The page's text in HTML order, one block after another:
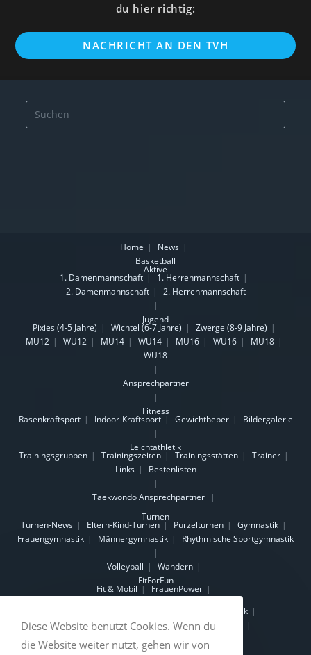
du hier richtig:
NACHRICHT AN DEN TVH
Home
News
Basketball
Aktive
1. Damenmannschaft
1. Herrenmannschaft
2. Damenmannschaft
2. Herrenmannschaft
Jugend
Pixies (4-5 Jahre) Wichtel (6-7 Jahre)
Zwerge (8-9 Jahre)
MU12
WU12 MU14 WU14 MU16 WU16
MU18
WU18
Ansprechpartner
Fitness
Rasenkraftsport Indoor-Kraftsport Gewichtheber Bildergalerie
Leichtathletik
Trainingsgruppen Trainingszeiten Trainingsstätten
Trainer
Links
Bestenlisten
TaekwondoAnsprechpartner
Turnen
Turnen-News Eltern-Kind-Turnen Purzelturnen
Gymnastik
Frauengymnastik
Männergymnastik Rhythmische Sportgymnastik
Volleyball
Wandern
FitForFun
Fit & Mobil
FrauenPower
Osteoporosegymnastik
Wirbelsäulengymnastik
Fit und Mobil im Alter
Nordic-Walking-Kurse
Diese Website benutzt Cookies. Wenn du
die Website weiter nutzt, gehen wir von